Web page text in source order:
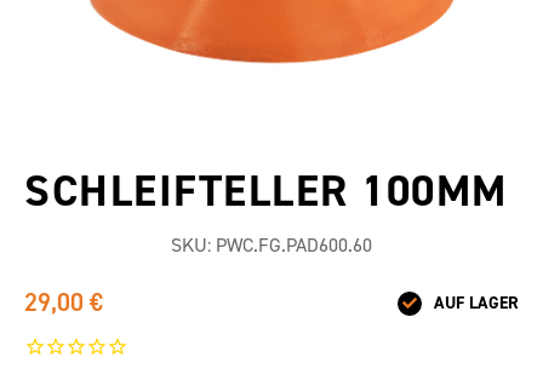
SCHLEIFTELLER 100MM
SKU: PWC.FG.PAD600.60
29,00 € AUF LAGER